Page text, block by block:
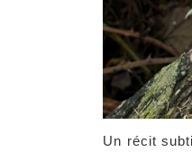
Un récit